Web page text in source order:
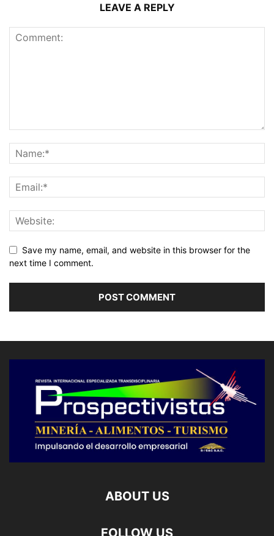
LEAVE A REPLY
Save my name, email, and website in this browser for the
next time I comment.
ABOUT US